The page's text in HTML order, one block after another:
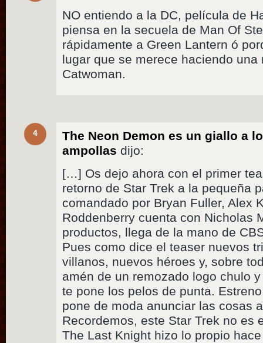
NO entiendo a la DC, película de
piensa en la secuela de Man Of
rápidamente a Green Lantern ó
lugar que se merece haciendo
Catwoman.
4
The Neon Demon es un giallo a
ampollas dijo:
[…] Os dejo ahora con el primer
retorno de Star Trek a la pequeña
comandado por Bryan Fuller, Alex
Roddenberry cuenta con Nicholas
productos, llega de la mano de
Pues como dice el teaser nuevos
villanos, nuevos héroes y, sobre
amén de un remozado logo chulo
te pone los pelos de punta.
pone de moda anunciar las cosas
Recordemos, este Star Trek no es
The Last Knight hizo lo propio